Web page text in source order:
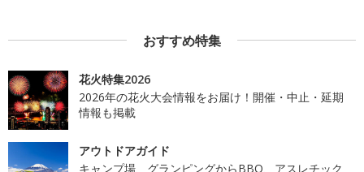
おすすめ特集
花火特集2026
2026年の花火大会情報をお届け！開催・中止・延期
情報も掲載
アウトドアガイド
キャンプ場、グランピングからBBQ、アスレチック